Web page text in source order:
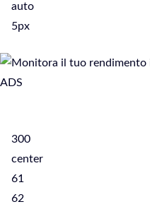
auto
5px
300
center
61
62